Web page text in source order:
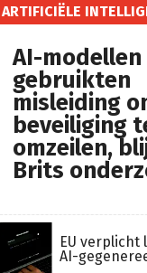
ARTIFICIËLE
AI-modellen
gebruikten
misleiding
beveiliging
omzeilen,
Brits
EU verplicht
AI-